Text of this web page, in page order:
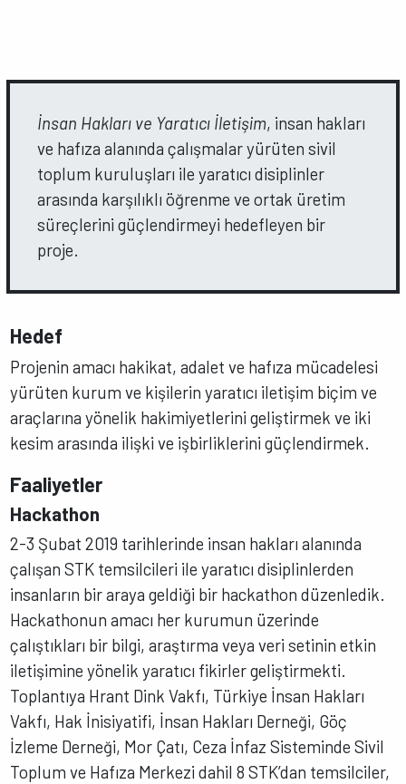
İnsan Hakları ve Yaratıcı İletişim, insan hakları
ve hafıza alanında çalışmalar yürüten sivil
toplum kuruluşları ile yaratıcı disiplinler
arasında karşılıklı öğrenme ve ortak üretim
süreçlerini güçlendirmeyi hedefleyen bir
proje.
Hedef
Projenin amacı hakikat, adalet ve hafıza mücadelesi
yürüten kurum ve kişilerin yaratıcı iletişim biçim ve
araçlarına yönelik hakimiyetlerini geliştirmek ve iki
kesim arasında ilişki ve işbirliklerini güçlendirmek.
Faaliyetler
Hackathon
2-3 Şubat 2019 tarihlerinde insan hakları alanında
çalışan STK temsilcileri ile yaratıcı disiplinlerden
insanların bir araya geldiği bir hackathon düzenledik.
Hackathonun amacı her kurumun üzerinde
çalıştıkları bir bilgi, araştırma veya veri setinin etkin
iletişimine yönelik yaratıcı fikirler geliştirmekti.
Toplantıya Hrant Dink Vakfı, Türkiye İnsan Hakları
Vakfı, Hak İnisiyatifi, İnsan Hakları Derneği, Göç
İzleme Derneği, Mor Çatı, Ceza İnfaz Sisteminde Sivil
Toplum ve Hafıza Merkezi dahil 8 STK’dan temsilciler,